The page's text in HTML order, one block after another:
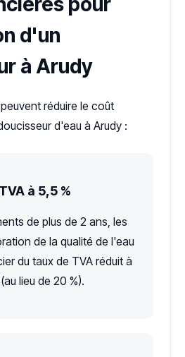
d'un
à Arudy
réduire le coût
d'eau à Arudy :
à 5,5 %
de plus de 2 ans, les
de la qualité de l'eau
du taux de TVA réduit à
lieu de 20 %).